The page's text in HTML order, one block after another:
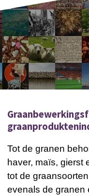
Tot de granen
haver, maïs, gierst
tot de
evenals de granen